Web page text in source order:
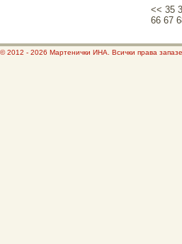
<< 35
66 67
© 2012 - 2026 Мартенички ИНА. Всички права